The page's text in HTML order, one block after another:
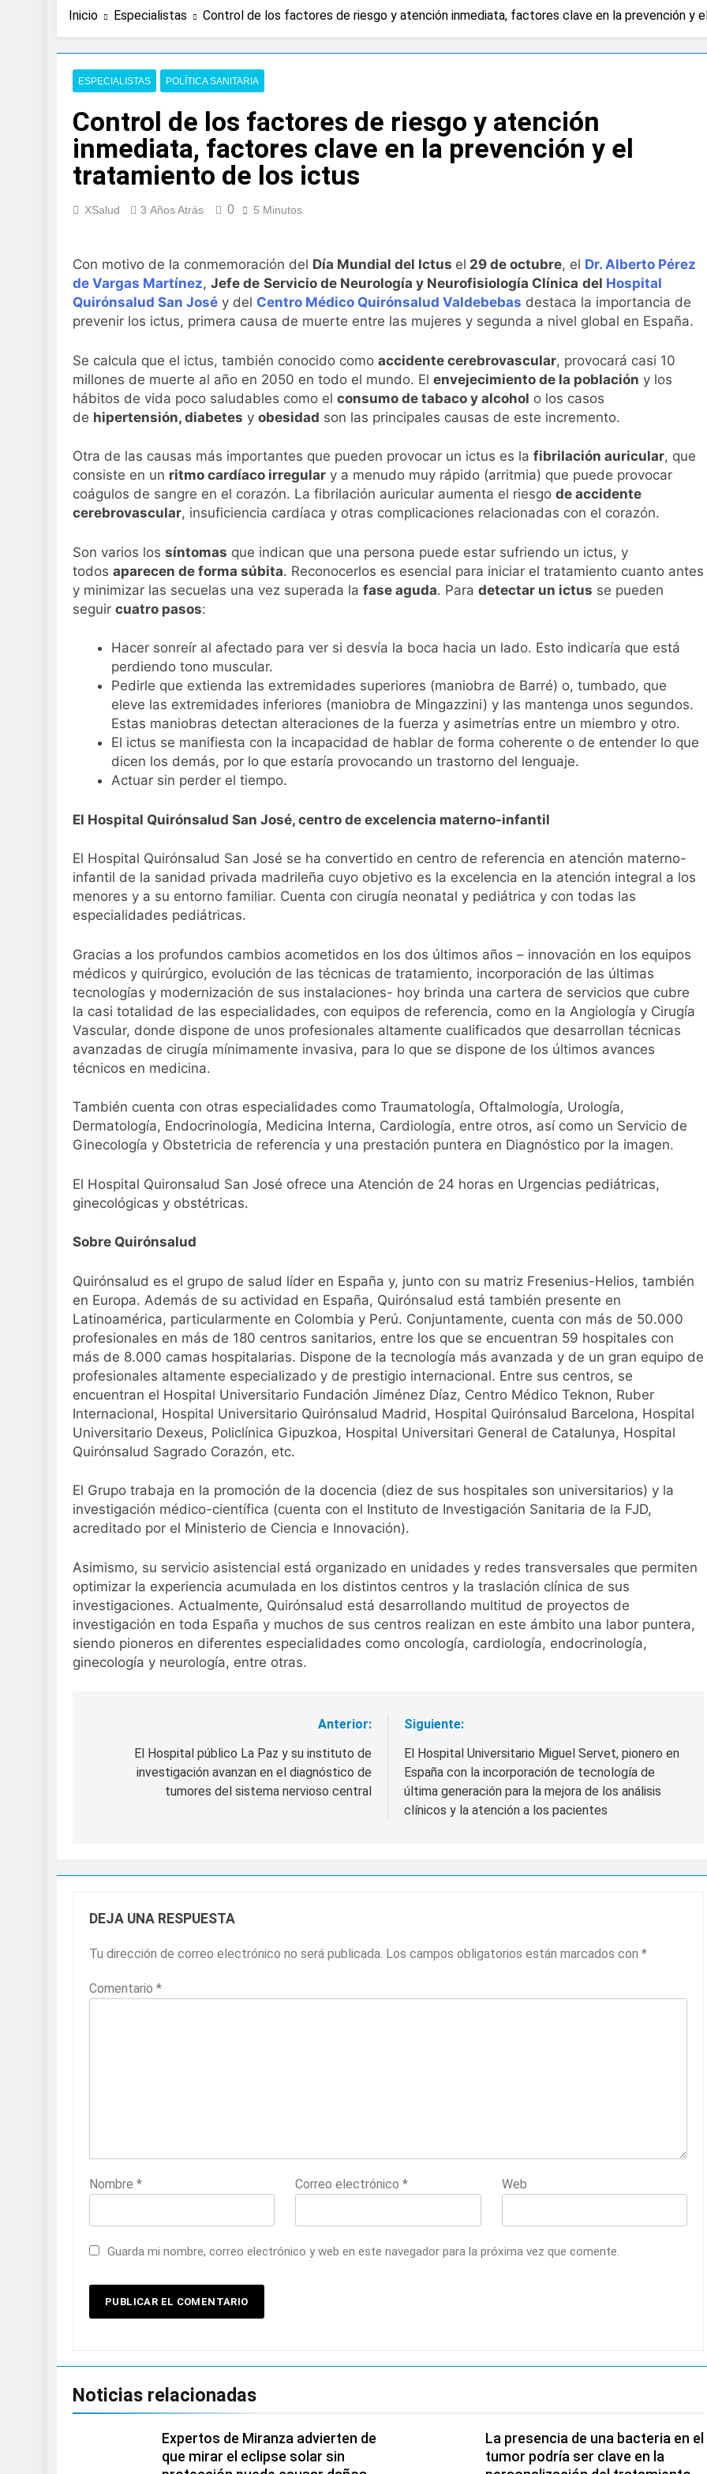
2 Días Atrás
La presencia de una bacteria en el tumor podría ser clave en la
colorrectal
ISDIN promueve la importancia de la fotoprotección entre los más pequeños
Minions
1 Semana Atrás
La fisioterapia pediátrica puede ayudar a aliviar el malestar asociado al
1 Semana Atrás
Aprobado el proyecto de ley del tabaco que amplía los espacios sin humo a
libre
2 Semanas Atrás
El Gobierno aprueba el proyecto de ley del medicamento: más sostenibilidad,
2 Semanas Atrás
La fiebre del running llega al verano: por qué el magnesio es clave para el
2 Semanas Atrás
Sanidad publica el primer análisis nacional sobre la situación de las TCAE en
¿Cómo proteger la vista durante el eclipse solar? Los oftalmólogos
causar daños irreversibles
2 Semanas Atrás
Inicio Especialistas Control de los factores de riesgo y atención inmediata, factores clave en la prevención y
ESPECIALISTAS POLÍTICA SANITARIA
Control de los factores de riesgo y atención
inmediata, factores clave en la prevención y el
tratamiento de los ictus
XSalud 3 Años Atrás 0 5 Minutos
Con motivo de la conmemoración del Día Mundial del Ictus el 29 de octubre, el Dr. Alberto Pérez
de Vargas Martínez, Jefe de Servicio de Neurología y Neurofisiología Clínica del Hospital
Quirónsalud San José y del Centro Médico Quirónsalud Valdebebas destaca la importancia de
prevenir los ictus, primera causa de muerte entre las mujeres y segunda a nivel global en España.
Se calcula que el ictus, también conocido como accidente cerebrovascular, provocará casi 10
millones de muerte al año en 2050 en todo el mundo. El envejecimiento de la población y los
hábitos de vida poco saludables como el consumo de tabaco y alcohol o los casos
de hipertensión, diabetes y obesidad son las principales causas de este incremento.
Otra de las causas más importantes que pueden provocar un ictus es la fibrilación auricular, que
consiste en un ritmo cardíaco irregular y a menudo muy rápido (arritmia) que puede provocar
coágulos de sangre en el corazón. La fibrilación auricular aumenta el riesgo de accidente
cerebrovascular, insuficiencia cardíaca y otras complicaciones relacionadas con el corazón.
Son varios los síntomas que indican que una persona puede estar sufriendo un ictus, y
todos aparecen de forma súbita. Reconocerlos es esencial para iniciar el tratamiento cuanto antes
y minimizar las secuelas una vez superada la fase aguda. Para detectar un ictus se pueden
seguir cuatro pasos:
Hacer sonreír al afectado para ver si desvía la boca hacia un lado. Esto indicaría que está
perdiendo tono muscular.
Pedirle que extienda las extremidades superiores (maniobra de Barré) o, tumbado, que
eleve las extremidades inferiores (maniobra de Mingazzini) y las mantenga unos segundos.
Estas maniobras detectan alteraciones de la fuerza y asimetrías entre un miembro y otro.
El ictus se manifiesta con la incapacidad de hablar de forma coherente o de entender lo que
dicen los demás, por lo que estaría provocando un trastorno del lenguaje.
Actuar sin perder el tiempo.
El Hospital Quirónsalud San José, centro de excelencia materno-infantil
El Hospital Quirónsalud San José se ha convertido en centro de referencia en atención materno-
infantil de la sanidad privada madrileña cuyo objetivo es la excelencia en la atención integral a los
menores y a su entorno familiar. Cuenta con cirugía neonatal y pediátrica y con todas las
especialidades pediátricas.
Gracias a los profundos cambios acometidos en los dos últimos años – innovación en los equipos
médicos y quirúrgico, evolución de las técnicas de tratamiento, incorporación de las últimas
tecnologías y modernización de sus instalaciones- hoy brinda una cartera de servicios que cubre
la casi totalidad de las especialidades, con equipos de referencia, como en la Angiología y Cirugía
Vascular, donde dispone de unos profesionales altamente cualificados que desarrollan técnicas
avanzadas de cirugía mínimamente invasiva, para lo que se dispone de los últimos avances
técnicos en medicina.
También cuenta con otras especialidades como Traumatología, Oftalmología, Urología,
Dermatología, Endocrinología, Medicina Interna, Cardiología, entre otros, así como un Servicio de
Ginecología y Obstetricia de referencia y una prestación puntera en Diagnóstico por la imagen.
El Hospital Quironsalud San José ofrece una Atención de 24 horas en Urgencias pediátricas,
ginecológicas y obstétricas.
Sobre Quirónsalud
Quirónsalud es el grupo de salud líder en España y, junto con su matriz Fresenius-Helios, también
en Europa. Además de su actividad en España, Quirónsalud está también presente en
Latinoamérica, particularmente en Colombia y Perú. Conjuntamente, cuenta con más de 50.000
profesionales en más de 180 centros sanitarios, entre los que se encuentran 59 hospitales con
más de 8.000 camas hospitalarias. Dispone de la tecnología más avanzada y de un gran equipo de
profesionales altamente especializado y de prestigio internacional. Entre sus centros, se
encuentran el Hospital Universitario Fundación Jiménez Díaz, Centro Médico Teknon, Ruber
Internacional, Hospital Universitario Quirónsalud Madrid, Hospital Quirónsalud Barcelona, Hospital
Universitario Dexeus, Policlínica Gipuzkoa, Hospital Universitari General de Catalunya, Hospital
Quirónsalud Sagrado Corazón, etc.
El Grupo trabaja en la promoción de la docencia (diez de sus hospitales son universitarios) y la
investigación médico-científica (cuenta con el Instituto de Investigación Sanitaria de la FJD,
acreditado por el Ministerio de Ciencia e Innovación).
Asimismo, su servicio asistencial está organizado en unidades y redes transversales que permiten
optimizar la experiencia acumulada en los distintos centros y la traslación clínica de sus
investigaciones. Actualmente, Quirónsalud está desarrollando multitud de proyectos de
investigación en toda España y muchos de sus centros realizan en este ámbito una labor puntera,
siendo pioneros en diferentes especialidades como oncología, cardiología, endocrinología,
ginecología y neurología, entre otras.
Anterior:
El Hospital público La Paz y su instituto de
investigación avanzan en el diagnóstico de
tumores del sistema nervioso central
Siguiente:
El Hospital Universitario Miguel Servet, pionero en
España con la incorporación de tecnología de
última generación para la mejora de los análisis
clínicos y la atención a los pacientes
DEJA UNA RESPUESTA
Tu dirección de correo electrónico no será publicada. Los campos obligatorios están marcados con *
Comentario *
Nombre * Correo electrónico* Web
Guarda mi nombre, correo electrónico y web en este navegador para la próxima vez que comente.
Noticias relacionadas
Expertos de Miranza advierten de
que mirar el eclipse solar sin
La presencia de una bacteria en el
tumor podría ser clave en la